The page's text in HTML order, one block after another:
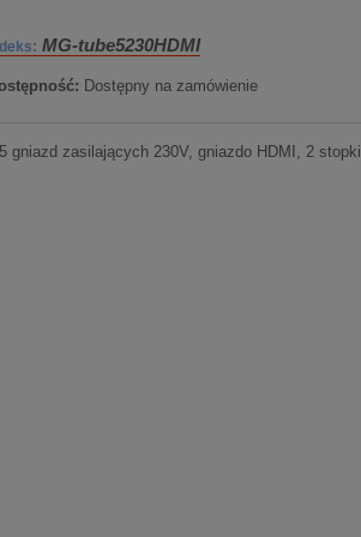
MG-tube5230HDMI
Dostępny na zamówienie
5 gniazd zasilających 230V, gniazdo HDMI, 2 stopki